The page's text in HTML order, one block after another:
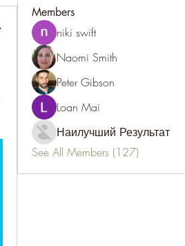
Members
niki swift
Naomi Smith
Peter Gibson
Loan Mai
Наилучший Результат
See All Members (127)